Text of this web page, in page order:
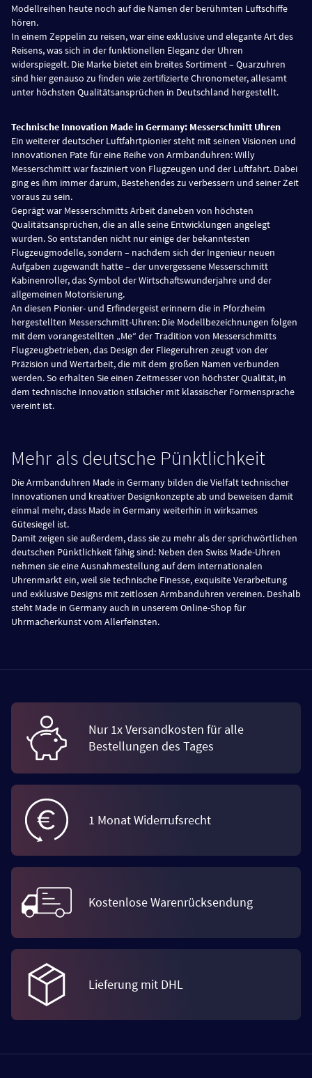
Modellreihen heute noch auf die Namen der berühmten Luftschiffe
hören.
In einem Zeppelin zu reisen, war eine exklusive und elegante Art des
Reisens, was sich in der funktionellen Eleganz der Uhren
widerspiegelt. Die Marke bietet ein breites Sortiment – Quarzuhren
sind hier genauso zu finden wie zertifizierte Chronometer, allesamt
unter höchsten Qualitätsansprüchen in Deutschland hergestellt.
Technische Innovation Made in Germany: Messerschmitt Uhren
Ein weiterer deutscher Luftfahrtpionier steht mit seinen Visionen und
Innovationen Pate für eine Reihe von Armbanduhren: Willy
Messerschmitt war fasziniert von Flugzeugen und der Luftfahrt. Dabei
ging es ihm immer darum, Bestehendes zu verbessern und seiner Zeit
voraus zu sein.
Geprägt war Messerschmitts Arbeit daneben von höchsten
Qualitätsansprüchen, die an alle seine Entwicklungen angelegt
wurden. So entstanden nicht nur einige der bekanntesten
Flugzeugmodelle, sondern – nachdem sich der Ingenieur neuen
Aufgaben zugewandt hatte – der unvergessene Messerschmitt
Kabinenroller, das Symbol der Wirtschaftswunderjahre und der
allgemeinen Motorisierung.
An diesen Pionier- und Erfindergeist erinnern die in Pforzheim
hergestellten Messerschmitt-Uhren: Die Modellbezeichnungen folgen
mit dem vorangestellten „Me“ der Tradition von Messerschmitts
Flugzeugbetrieben, das Design der Fliegeruhren zeugt von der
Präzision und Wertarbeit, die mit dem großen Namen verbunden
werden. So erhalten Sie einen Zeitmesser von höchster Qualität, in
dem technische Innovation stilsicher mit klassischer Formensprache
vereint ist.
Mehr als deutsche Pünktlichkeit
Die Armbanduhren Made in Germany bilden die Vielfalt technischer
Innovationen und kreativer Designkonzepte ab und beweisen damit
einmal mehr, dass Made in Germany weiterhin in wirksames
Gütesiegel ist.
Damit zeigen sie außerdem, dass sie zu mehr als der sprichwörtlichen
deutschen Pünktlichkeit fähig sind: Neben den Swiss Made-Uhren
nehmen sie eine Ausnahmestellung auf dem internationalen
Uhrenmarkt ein, weil sie technische Finesse, exquisite Verarbeitung
und exklusive Designs mit zeitlosen Armbanduhren vereinen. Deshalb
steht Made in Germany auch in unserem Online-Shop für
Uhrmacherkunst vom Allerfeinsten.
Nur 1x Versandkosten für alle
Bestellungen des Tages
1 Monat Widerrufsrecht
Kostenlose Warenrücksendung
Lieferung mit DHL